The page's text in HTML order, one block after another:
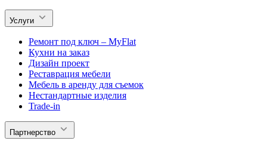
Услуги
Ремонт под ключ – MyFlat
Кухни на заказ
Дизайн проект
Реставрация мебели
Мебель в аренду для съемок
Нестандартные изделия
Trade-in
Партнерство